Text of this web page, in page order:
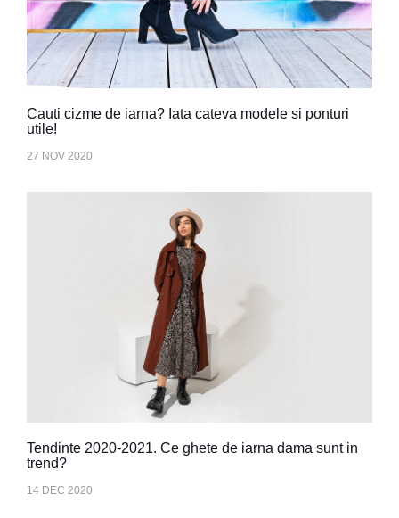
Cauti cizme de iarna? Iata cateva modele si ponturi
utile!
27 NOV 2020
Tendinte 2020-2021. Ce ghete de iarna dama sunt in
trend?
14 DEC 2020